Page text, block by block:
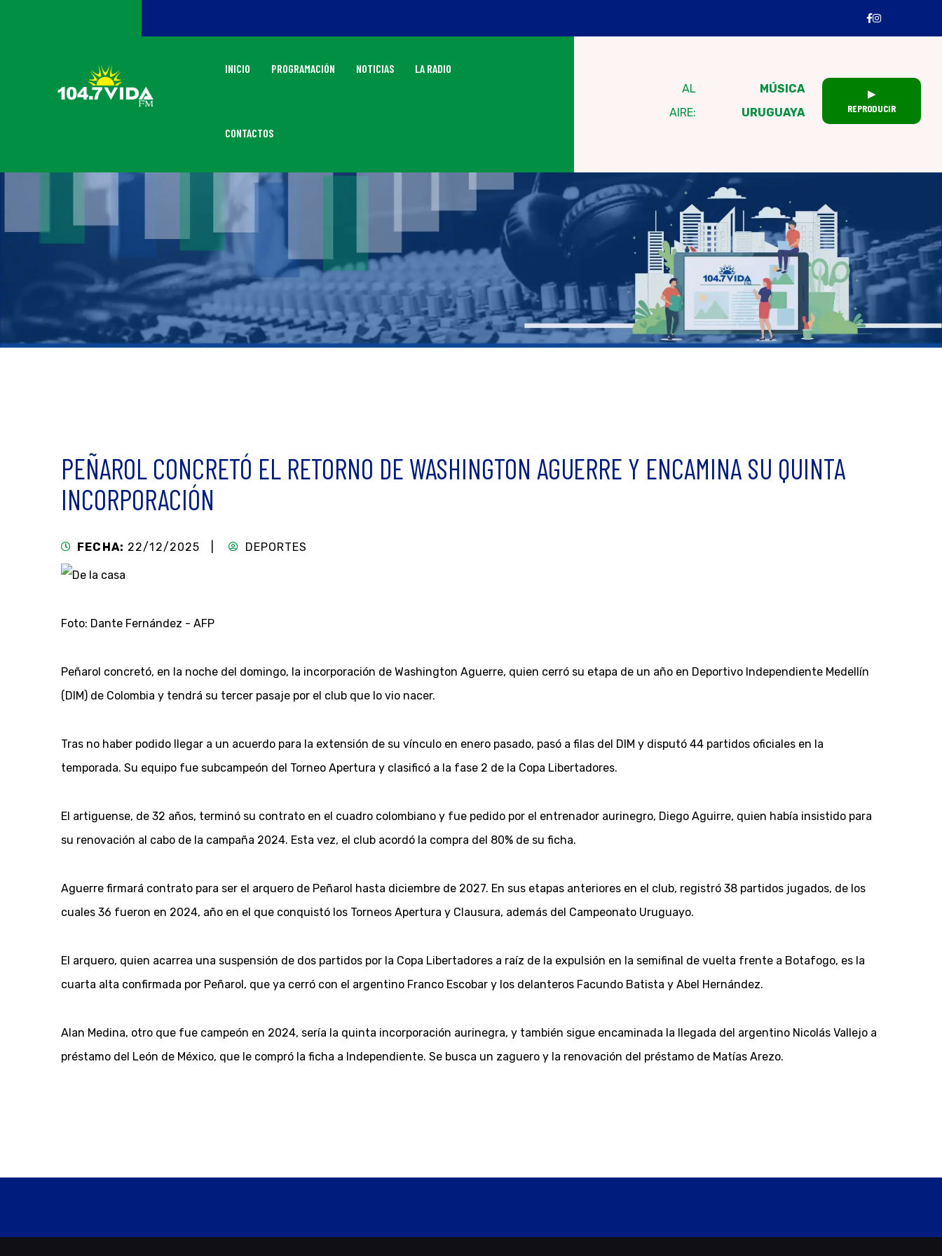
INICIO PROGRAMACIÓN NOTICIAS LA RADIO
CONTACTOS
AL
AIRE:
MÚSICA
URUGUAYA
▶
REPRODUCIR
PEÑAROL CONCRETÓ EL RETORNO DE WASHINGTON AGUERRE Y ENCAMINA SU QUINTA
INCORPORACIÓN
FECHA: 22/12/2025 | DEPORTES
Foto: Dante Fernández - AFP
Peñarol concretó, en la noche del domingo, la incorporación de Washington Aguerre, quien cerró su etapa de un año en Deportivo Independiente Medellín
(DIM) de Colombia y tendrá su tercer pasaje por el club que lo vio nacer.
Tras no haber podido llegar a un acuerdo para la extensión de su vínculo en enero pasado, pasó a filas del DIM y disputó 44 partidos oficiales en la
temporada. Su equipo fue subcampeón del Torneo Apertura y clasificó a la fase 2 de la Copa Libertadores.
El artiguense, de 32 años, terminó su contrato en el cuadro colombiano y fue pedido por el entrenador aurinegro, Diego Aguirre, quien había insistido para
su renovación al cabo de la campaña 2024. Esta vez, el club acordó la compra del 80% de su ficha.
Aguerre firmará contrato para ser el arquero de Peñarol hasta diciembre de 2027. En sus etapas anteriores en el club, registró 38 partidos jugados, de los
cuales 36 fueron en 2024, año en el que conquistó los Torneos Apertura y Clausura, además del Campeonato Uruguayo.
El arquero, quien acarrea una suspensión de dos partidos por la Copa Libertadores a raíz de la expulsión en la semifinal de vuelta frente a Botafogo, es la
cuarta alta confirmada por Peñarol, que ya cerró con el argentino Franco Escobar y los delanteros Facundo Batista y Abel Hernández.
Alan Medina, otro que fue campeón en 2024, sería la quinta incorporación aurinegra, y también sigue encaminada la llegada del argentino Nicolás Vallejo a
préstamo del León de México, que le compró la ficha a Independiente. Se busca un zaguero y la renovación del préstamo de Matías Arezo.